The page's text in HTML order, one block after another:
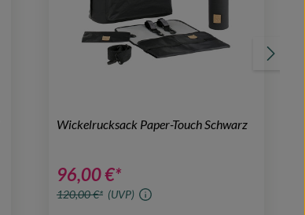
Wickelrucksack Paper-Touch Schwarz
96,00 €*
120,00 €* (UVP)